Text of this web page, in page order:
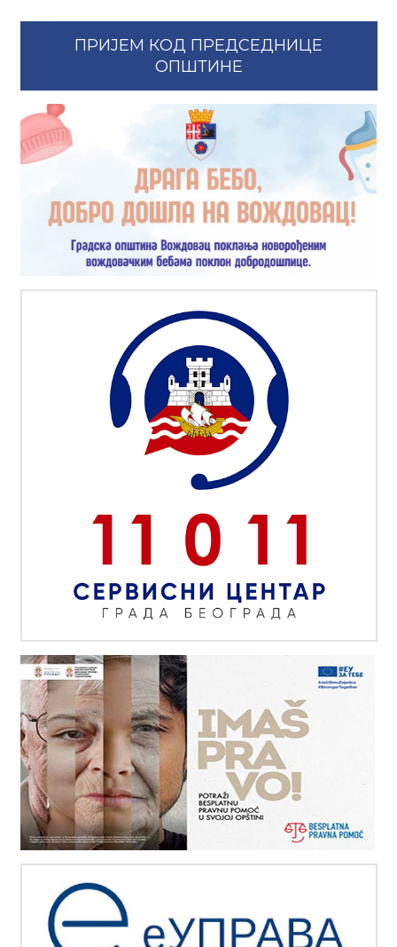
ПРИЈЕМ КОД ПРЕДСЕДНИЦЕ
ОПШТИНЕ